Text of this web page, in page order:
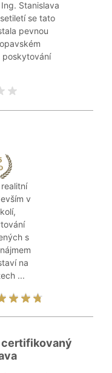
Stanislava
se tato
pevnou
poskytování
v
s
na
...
certifikovaný